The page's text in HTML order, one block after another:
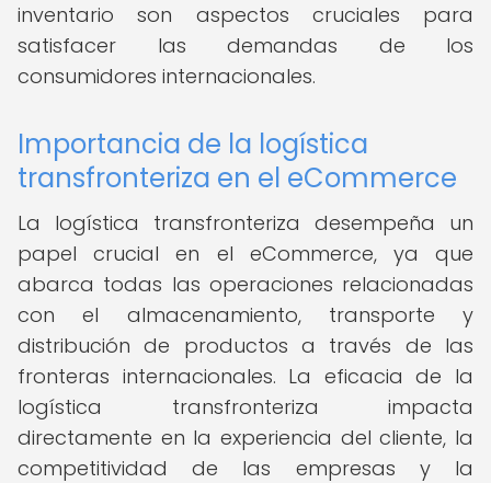
inventario son aspectos cruciales para
satisfacer las demandas de los
consumidores internacionales.
Importancia de la logística
transfronteriza en el eCommerce
La logística transfronteriza desempeña un
papel crucial en el eCommerce, ya que
abarca todas las operaciones relacionadas
con el almacenamiento, transporte y
distribución de productos a través de las
fronteras internacionales. La eficacia de la
logística transfronteriza impacta
directamente en la experiencia del cliente, la
competitividad de las empresas y la